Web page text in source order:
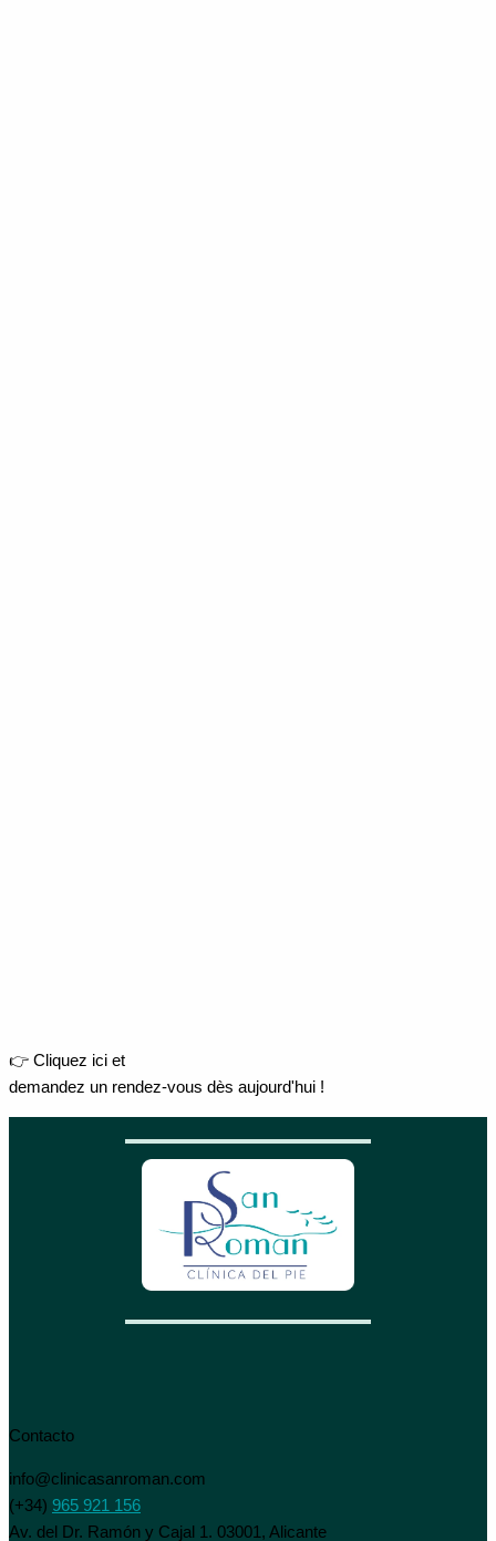
👉 Cliquez ici et
demandez un rendez-vous dès aujourd'hui !
Contacto
info@clinicasanroman.com
(+34) 965 921 156
Av. del Dr. Ramón y Cajal 1. 03001, Alicante